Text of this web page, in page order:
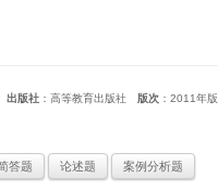
出版社：高等教育出版社 版次：2011年版
答题 论述题 案例分析题